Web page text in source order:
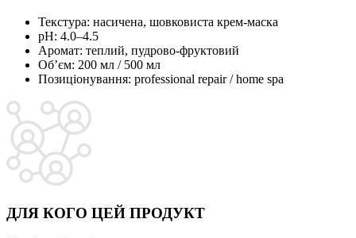
Текстура: насичена, шовковиста крем-маска
рН: 4.0–4.5
Аромат: теплий, пудрово-фруктовий
Об’єм: 200 мл / 500 мл
Позиціонування: professional repair / home spa
ДЛЯ КОГО ЦЕЙ ПРОДУКТ